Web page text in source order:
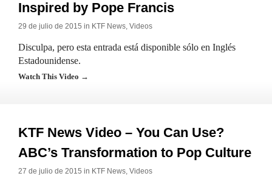
Inspired by Pope Francis
29 de julio de 2015 in KTF News, Videos
Disculpa, pero esta entrada está disponible sólo en Inglés
Estadounidense.
Watch This Video →
KTF News Video – You Can Use?
ABC’s Transformation to Pop Culture
27 de julio de 2015 in KTF News, Videos